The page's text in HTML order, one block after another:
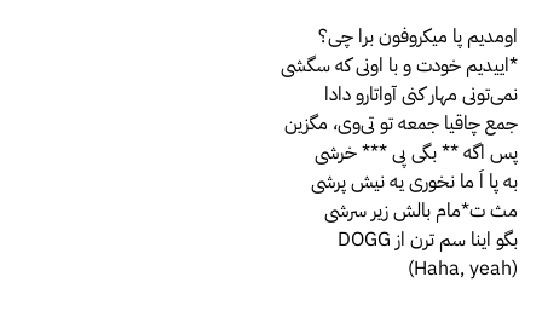
اومدیم پا میکروفون برا چی؟
*اییدیم خودت و با اونی که سگشی
نمی‌تونی مهار کنی آواتارو دادا
جمع چاقیا جمعه تو تی‌وی، مگزین
پس اگه ** بگی پی *** خرشی
به پا اَ ما نخوری یه نیش پرشی
مث ت*مام بالش زیر سرشی
‫بگو اینا سم ترن از DOGG
(Haha, yeah)